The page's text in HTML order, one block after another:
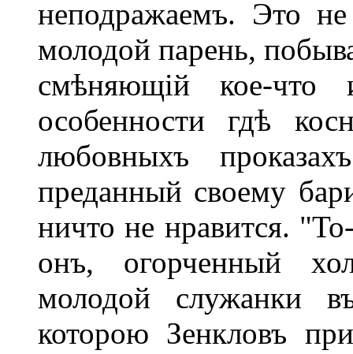
неподражаемъ. Это не
молодой парень,
смѣняющій кое-
особенности гдѣ
любовныхъ
преданный своему
ничто не нравится.
онъ, огорченный
молодой служанки
которою Зенкловъ